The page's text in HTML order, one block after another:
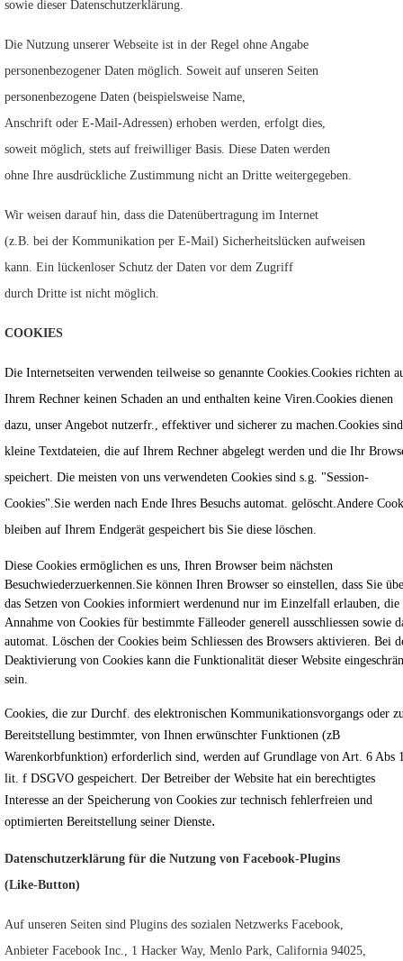
sowie dieser Datenschutzerklärung.
Die Nutzung unserer Webseite ist in der Regel ohne Angabe
personenbezogener Daten möglich. Soweit auf unseren Seiten
personenbezogene Daten (beispielsweise Name,
Anschrift oder E-Mail-Adressen) erhoben werden, erfolgt dies,
soweit möglich, stets auf freiwilliger Basis. Diese Daten werden
ohne Ihre ausdrückliche Zustimmung nicht an Dritte weitergegeben.
Wir weisen darauf hin, dass die Datenübertragung im Internet
(z.B. bei der Kommunikation per E-Mail) Sicherheitslücken aufweisen
kann. Ein lückenloser Schutz der Daten vor dem Zugriff
durch Dritte ist nicht möglich.
COOKIES
Die Internetseiten verwenden teilweise so genannte Cookies.Cookies richten
Ihrem Rechner keinen Schaden an und enthalten keine Viren.Cookies dienen
dazu, unser Angebot nutzerfr., effektiver und sicherer zu machen.Cookies sind
kleine Textdateien, die auf Ihrem Rechner abgelegt werden und die Ihr
speichert. Die meisten von uns verwendeten Cookies sind s.g. "Session-
Cookies".Sie werden nach Ende Ihres Besuchs automat. gelöscht.Andere
bleiben auf Ihrem Endgerät gespeichert bis Sie diese löschen.
Diese Cookies ermöglichen es uns, Ihren Browser beim nächsten
Besuchwiederzuerkennen.Sie können Ihren Browser so einstellen, dass Sie
das Setzen von Cookies informiert werdenund nur im Einzelfall erlauben, die
Annahme von Cookies für bestimmte Fälleoder generell ausschliessen sowie
automat. Löschen der Cookies beim Schliessen des Browsers aktivieren. Bei
Deaktivierung von Cookies kann die Funktionalität dieser Website
sein.
Cookies, die zur Durchf. des elektronischen Kommunikationsvorgangs oder
Bereitstellung bestimmter, von Ihnen erwünschter Funktionen (zB
Warenkorbfunktion) erforderlich sind, werden auf Grundlage von Art. 6 Abs
lit. f DSGVO gespeichert. Der Betreiber der Website hat ein berechtigtes
Interesse an der Speicherung von Cookies zur technisch fehlerfreien und
optimierten Bereitstellung seiner Dienste.
Datenschutzerklärung für die Nutzung von Facebook-Plugins
(Like-Button)
Auf unseren Seiten sind Plugins des sozialen Netzwerks Facebook,
Anbieter Facebook Inc., 1 Hacker Way, Menlo Park, California 94025,